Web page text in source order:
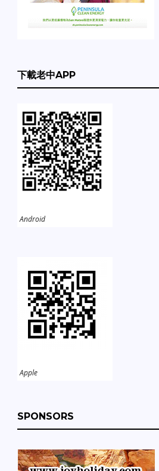
下載老中APP
Android
Apple
SPONSORS